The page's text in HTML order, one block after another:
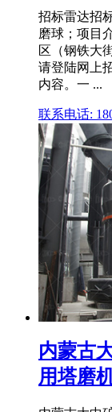
招标雷达招
磨球；项目
区（钢铁大
请登陆网上
内容。一 ...
联系电话:
内蒙古
用塔磨